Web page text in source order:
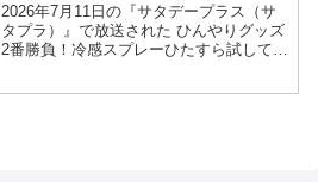
2026年7月11日の『サタデープラス（サ
タプラ）』で放送された ひんやりグッズ
2番勝負！冷感スプレーひたすら試してラ